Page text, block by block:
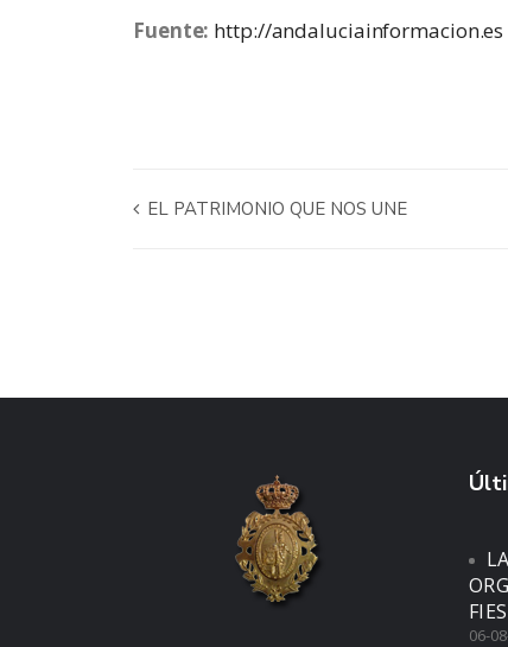
Fuente: http://andaluciainformacion.es
EL PATRIMONIO QUE NOS UNE
06-